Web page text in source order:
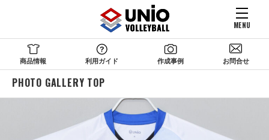
MENU
商品情報 利用ガイド 作成事例 お問合せ
PHOTO GALLERY TOP